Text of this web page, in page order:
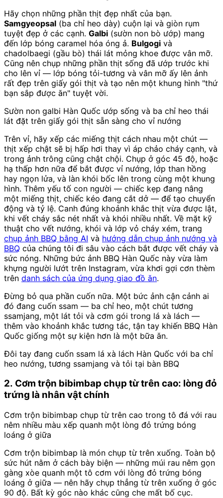
Hãy chọn những phần thịt đẹp nhất của bạn.
Samgyeopsal (ba chỉ heo dày) cuộn lại và giòn rụm
tuyệt đẹp ở các cạnh. Galbi (sườn non bò ướp) mang
đến lớp bóng caramel hóa óng ả. Bulgogi và
chadolbaegi (gầu bò) thái lát mỏng khoe được vân mỡ.
Cũng nên chụp những phần thịt sống đã ướp trước khi
cho lên vỉ — lớp bóng tỏi-tương và vân mỡ ấy lên ảnh
rất đẹp trên giấy gói thịt và tạo nên một khung hình "thứ
bạn sắp được ăn" tuyệt vời.
Sườn non galbi Hàn Quốc ướp sống và ba chỉ heo thái
lát đặt trên giấy gói thịt sẵn sàng cho vỉ nướng
Trên vỉ, hãy xếp các miếng thịt cách nhau một chút —
thịt xếp chật sẽ bị hấp hơi thay vì áp chảo cháy cạnh, và
trong ảnh trông cũng chật chội. Chụp ở góc 45 độ, hoặc
hạ thấp hơn nữa để bắt được vỉ nướng, lớp than hồng
hay ngọn lửa, và làn khói bốc lên trong cùng một khung
hình. Thêm yếu tố con người — chiếc kẹp đang nâng
một miếng thịt, chiếc kéo đang cắt dở — để tạo chuyển
động và tỷ lệ. Canh đúng khoảnh khắc thịt vừa được lật,
khi vết cháy sắc nét nhất và khói nhiều nhất. Về mặt kỹ
thuật cho vết nướng, khói và lớp vỏ cháy xém, trang
chụp ảnh BBQ bằng AI và hướng dẫn chụp ảnh nướng và
BBQ của chúng tôi đi sâu vào cách bắt được vết cháy và
sức nóng. Những bức ảnh BBQ Hàn Quốc này vừa làm
khựng người lướt trên Instagram, vừa khơi gợi cơn thèm
trên danh sách của ứng dụng giao đồ ăn.
Đừng bỏ qua phần cuốn nữa. Một bức ảnh cận cảnh ai
đó đang cuốn ssam — ba chỉ heo, một chút tương
ssamjang, một lát tỏi và cơm gói trong lá xà lách —
thêm vào khoảnh khắc tương tác, tận tay khiến BBQ Hàn
Quốc giống một sự kiện hơn là một bữa ăn.
Đôi tay đang cuốn ssam lá xà lách Hàn Quốc với ba chỉ
heo nướng, tương ssamjang và tỏi tại bàn BBQ
2. Cơm trộn bibimbap chụp từ trên cao: lòng đỏ
trứng là nhân vật chính
Cơm trộn bibimbap chụp từ trên cao trong tô đá với rau
nêm nhiều màu xếp quanh một lòng đỏ trứng bóng
loáng ở giữa
Cơm trộn bibimbap là món chụp từ trên xuống. Toàn bộ
sức hút nằm ở cách bày biện — những múi rau nêm gọn
gàng xòe quanh một tô cơm với lòng đỏ trứng bóng
loáng ở giữa — nên hãy chụp thẳng từ trên xuống ở góc
90 độ. Bất kỳ góc nào khác cũng che mất bố cục.